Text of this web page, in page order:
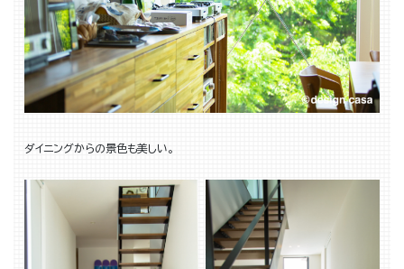
ダイニングからの景色も美しい。